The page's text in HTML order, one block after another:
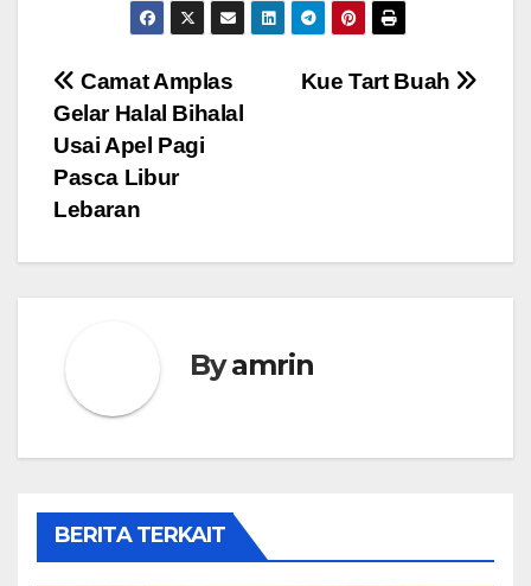
Navigasi
pos
Kue Tart Buah
Camat Amplas
Gelar Halal Bihalal
Usai Apel Pagi
Pasca Libur
Lebaran
Byamrin
BERITA TERKAIT